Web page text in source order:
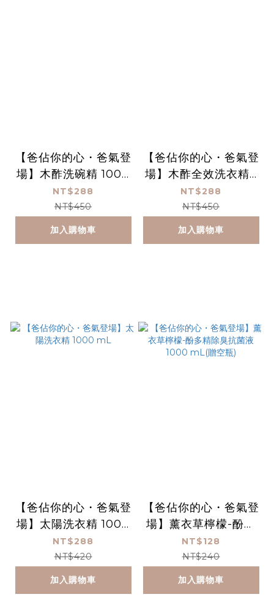
【爸佔你的心・爸氣登
場】木酢洗碗精 1000
mL
NT$288
NT$450
加入購物車
【爸佔你的心・爸氣登
場】木酢全效洗衣精 1
000 mL(含壓頭)
NT$288
NT$450
加入購物車
【爸佔你的心・爸氣登
場】太陽洗衣精 1000
mL
NT$288
NT$420
加入購物車
【爸佔你的心・爸氣登
場】薰衣草檸檬-酚多
精除臭抗菌液 1000
mL(贈空瓶)
NT$128
NT$240
加入購物車